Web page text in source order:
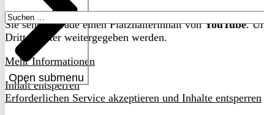
Open submenu
Suchen
nach:
Sie sehen gerade einen Platzhalterinhalt vonYouTube.
Drittanbieter weitergegeben werden.
Mehr Informationen
Inhalt entsperren
Erforderlichen Service akzeptieren und Inhalte entsperren